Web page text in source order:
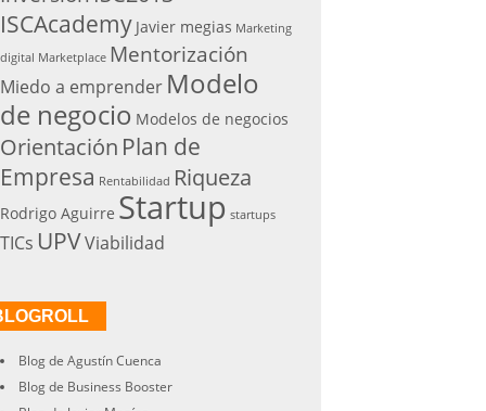
ISCAcademy Javier megias Marketing
digital Marketplace Mentorización
Miedo a emprender Modelo
de negocio Modelos de negocios
Orientación Plan de
Empresa Rentabilidad Riqueza
Rodrigo Aguirre Startup startups
TICs UPVViabilidad
Blog de Agustín Cuenca
Blog de Business Booster